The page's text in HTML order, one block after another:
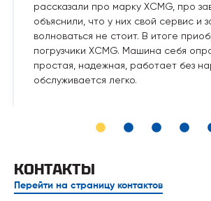
рассказали про марку XCMG, про
объяснили, что у них свой сервис и
волноваться не стоит. В итоге
погрузчики XCMG. Машина себя
простая, надежная, работает без
обслуживается легко.
КОНТАКТЫ
Перейти на страницу контактов